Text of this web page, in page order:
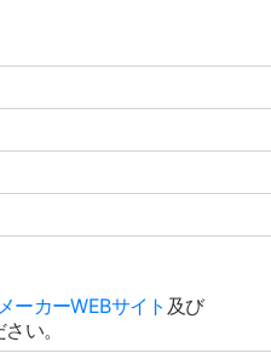
メーカーWEBサイト 及び
い。